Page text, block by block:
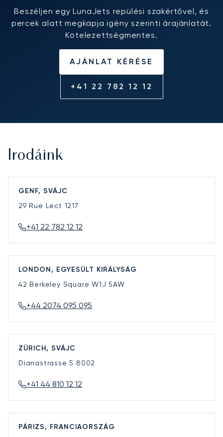
Beszéljen egy LunaJets repülési szakértővel, és
percek alatt megkapja igény szerinti árajánlatát.
Kötelezettségmentes.
AJÁNLAT KÉRÉSE
+41 22 782 12 12
Irodáink
GENF, SVÁJC
29 Rue Lect 1217
+41 22 782 12 12
LONDON, EGYESÜLT KIRÁLYSÁG
42 Berkeley SquareW1J 5AW
+44 2074 095 095
ZÜRICH, SVÁJC
Dianastrasse 5 8002
+41 44 810 12 12
PÁRIZS, FRANCIAORSZÁG